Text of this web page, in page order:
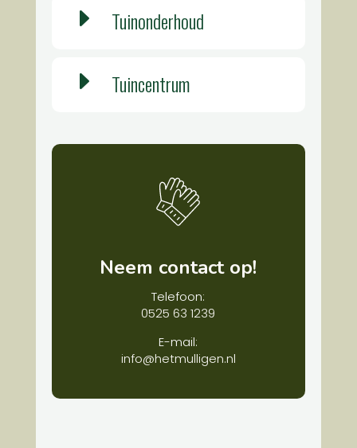
E Tuinonderhoud
E Tuincentrum
Neem contact op!
Telefoon:
0525 63 1239
E-mail:
info@hetmulligen.nl